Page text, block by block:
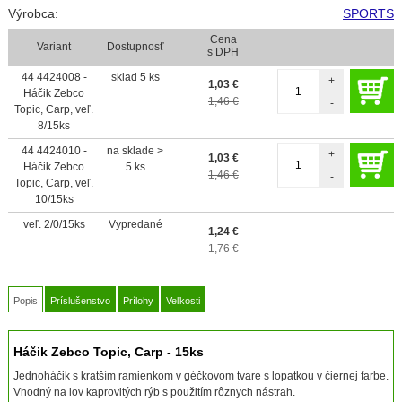
Výrobca: SPORTS
Variant Dostupnosť
Cena
s DPH
44 4424008 -
Háčik Zebco
Topic, Carp, veľ.
8/15ks
sklad 5 ks
1,03 €
1,46 €
-
+
44 4424010 -
Háčik Zebco
Topic, Carp, veľ.
10/15ks
na sklade >
5 ks
1,03 €
1,46 €
-
+
veľ. 2/0/15ks Vypredané
1,24 €
1,76 €
Popis Príslušenstvo Prílohy Veľkosti
Háčik Zebco Topic, Carp - 15ks
Jednoháčik s kratším ramienkom v géčkovom tvare s lopatkou v čiernej farbe.
Vhodný na lov kaprovitých rýb s použitím rôznych nástrah.